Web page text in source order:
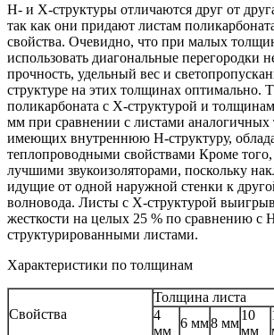
H- и X-структуры отличаются друг от
так как они придают листам
свойства. Очевидно, что при малых
использовать диагональные перегородки
прочность, удельный вес и
структуре на этих толщинах оптимально.
поликарбоната с X-структурой и
мм при сравнении с листами
имеющих внутреннюю H-структуру,
теплопроводными свойствами Кроме
лучшими звукоизоляторами, поскольку
идущие от одной наружной стенки к
волновода. Листы с X-структурой
жесткости на целых 25 % по сравнению с
структурированными листами.
Характеристики по толщинам
Свойства
Толщина листа
4
мм
6 мм8 мм
10
мм